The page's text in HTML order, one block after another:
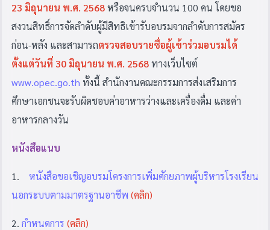
23 มิถุนายน พ.ศ. 2568หรือจนครบจำนวน 100 คน โดยขอ
สงวนสิทธิ์การจัดลำดับผู้มีสิทธิเข้ารับอบรมจากลำดับการสมัคร
ก่อน-หลัง และสามารถตรวจสอบรายชื่อผู้เข้าร่วมอบรมได้
ตั้งแต่วันที่ 30 มิถุนายน พ.ศ. 2568ทางเว็บไซต์
www.opec.go.th ทั้งนี้ สำนักงานคณะกรรมการส่งเสริมการ
ศึกษาเอกชนจะรับผิดชอบค่าอาหารว่างและเครื่องดื่ม และค่า
อาหารกลางวัน
หนังสือแนบ
1. หนังสือขอเชิญอบรมโครงการเพิ่มศักยภาพผู้บริหารโรงเรียน
นอกระบบตามมาตรฐานอาชีพ (คลิก)
2. กำหนดการ (คลิก)